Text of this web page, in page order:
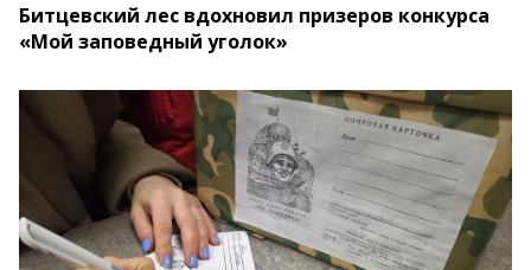
Битцевский лес вдохновил призеров конкурса
«Мой заповедный уголок»